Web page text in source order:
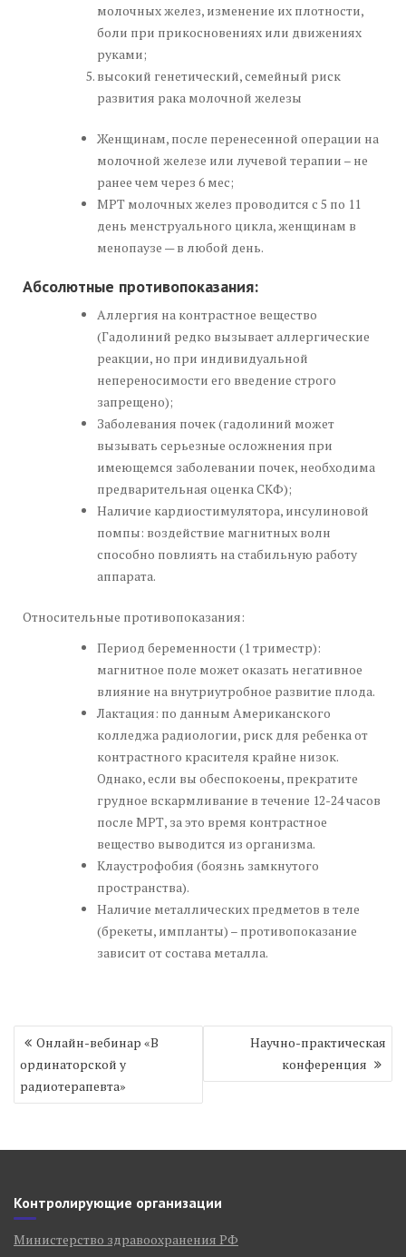
молочных желез, изменение их плотности,
боли при прикосновениях или движениях
руками;
высокий генетический, семейный риск
развития рака молочной железы
Женщинам, после перенесенной операции на
молочной железе или лучевой терапии – не
ранее чем через 6 мес;
МРТ молочных желез проводится с 5 по 11
день менструального цикла, женщинам в
менопаузе — в любой день.
Абсолютные противопоказания:
Аллергия на контрастное вещество
(Гадолиний редко вызывает аллергические
реакции, но при индивидуальной
непереносимости его введение строго
запрещено);
Заболевания почек (гадолиний может
вызывать серьезные осложнения при
имеющемся заболевании почек, необходима
предварительная оценка СКФ);
Наличие кардиостимулятора, инсулиновой
помпы: воздействие магнитных волн
способно повлиять на стабильную работу
аппарата.
Относительные противопоказания:
Период беременности (1 триместр):
магнитное поле может оказать негативное
влияние на внутриутробное развитие плода.
Лактация: по данным Американского
колледжа радиологии, риск для ребенка от
контрастного красителя крайне низок.
Однако, если вы обеспокоены, прекратите
грудное вскармливание в течение 12-24 часов
после МРТ, за это время контрастное
вещество выводится из организма.
Клаустрофобия (боязнь замкнутого
пространства).
Наличие металлических предметов в теле
(брекеты, импланты) – противопоказание
зависит от состава металла.
Навигация
записям
Онлайн-вебинар «В
ординаторской у
радиотерапевта»
Научно-практическая
конференция
Контролирующие организации
Министерство здравоохранения РФ